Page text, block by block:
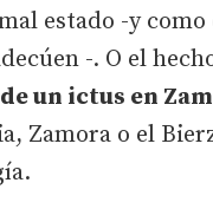
estado -y
-. O el
un ictus en
Zamora o el